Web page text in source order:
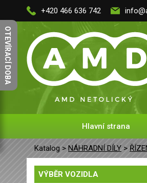
OTEVÍRACÍ DOBA
+420 466 636 742
Hlavní strana
Katalog > NÁHRADNÍ DÍLY >
VÝBĚR VOZIDLA